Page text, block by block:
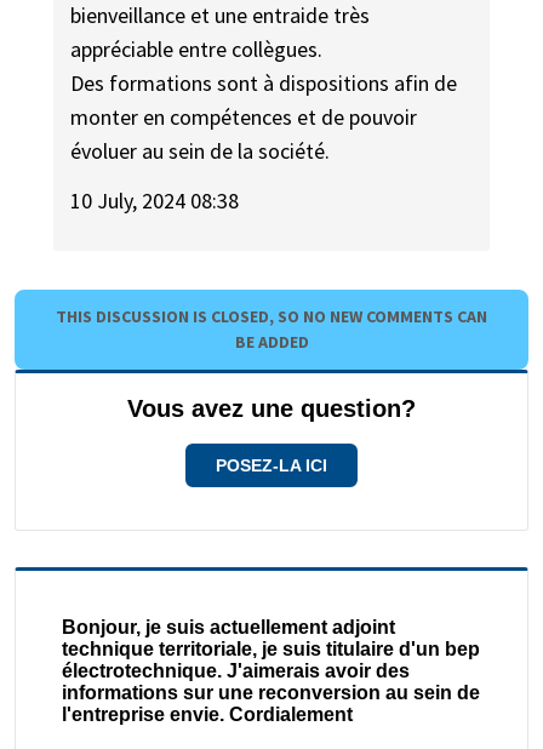
bienveillance et une entraide très
appréciable entre collègues.
Des formations sont à dispositions afin de
monter en compétences et de pouvoir
évoluer au sein de la société.
10 July, 2024 08:38
THIS DISCUSSION IS CLOSED, SO NO NEW COMMENTS CAN
BE ADDED
Vous avez une question?
POSEZ-LA ICI
Bonjour, je suis actuellement adjoint
technique territoriale, je suis titulaire d'un bep
électrotechnique. J'aimerais avoir des
informations sur une reconversion au sein de
l'entreprise envie. Cordialement